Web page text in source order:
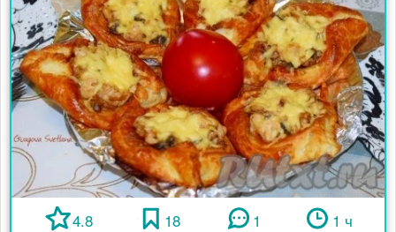
4.8 18 1 1 ч